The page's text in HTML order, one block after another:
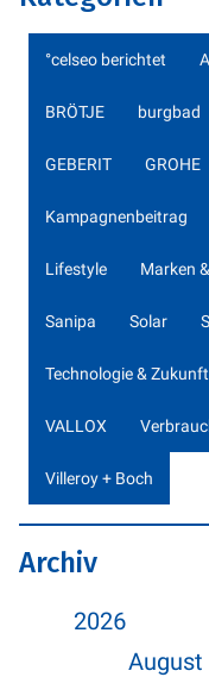
°celseo berichtet
BRÖTJE burgbad
GEBERIT GROHE
Kampagnenbeitrag
Lifestyle Marken
Sanipa Solar
Technologie & Zukunft
VALLOX
Villeroy + Boch
Archiv
2026
August